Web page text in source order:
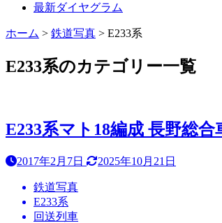
最新ダイヤグラム
ホーム > 鉄道写真 > E233系
E233系のカテゴリー一覧
E233系マト18編成 長野総合
2017年2月7日 2025年10月21日
鉄道写真
E233系
回送列車